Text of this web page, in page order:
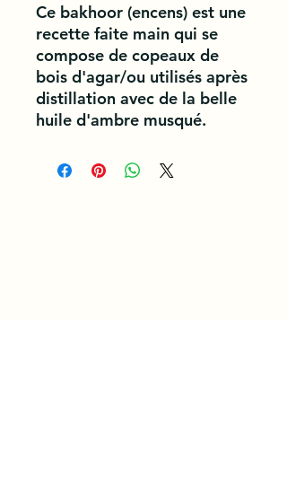
Ce bakhoor (encens) est une
recette faite main qui se
compose de copeaux de
bois d'agar/ou utilisés après
distillation avec de la belle
huile d'ambre musqué.